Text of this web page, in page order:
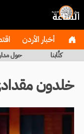
أخبار الأردن
كتَّابنا حول
خلدون